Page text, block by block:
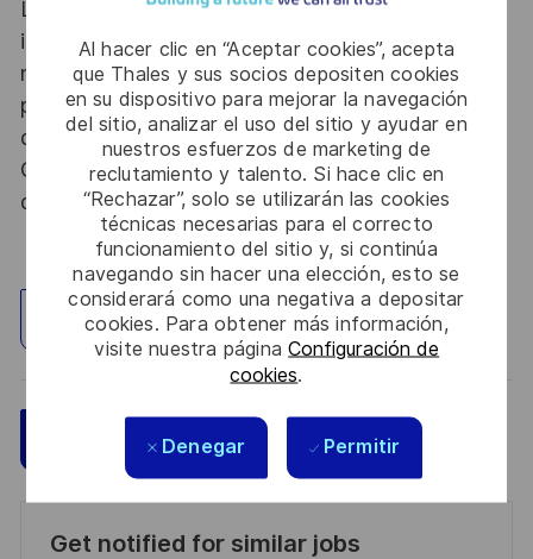
Al hacer clic en “Aceptar cookies”, acepta
que Thales y sus socios depositen cookies
en su dispositivo para mejorar la navegación
del sitio, analizar el uso del sitio y ayudar en
nuestros esfuerzos de marketing de
reclutamiento y talento. Si hace clic en
“Rechazar”, solo se utilizarán las cookies
técnicas necesarias para el correcto
funcionamiento del sitio y, si continúa
navegando sin hacer una elección, esto se
considerará como una negativa a depositar
cookies. Para obtener más información,
visite nuestra páginaConfiguración de
cookies.
Denegar Permitir
Le poste pouvant nécessiter d'accéder à des
informations relevant du secret de la défense
nationale, la personne retenue fera l'objet d'une
procédure d’habilitation, conformément aux
dispositions des articles R.2311-1 et suivants du
Code de la défense et de l’IGI 1300 SGDSN/PSE
du 09 août 2021.
Explorar ubicación
Aplicar ahora Guardar
Get notified for similar jobs